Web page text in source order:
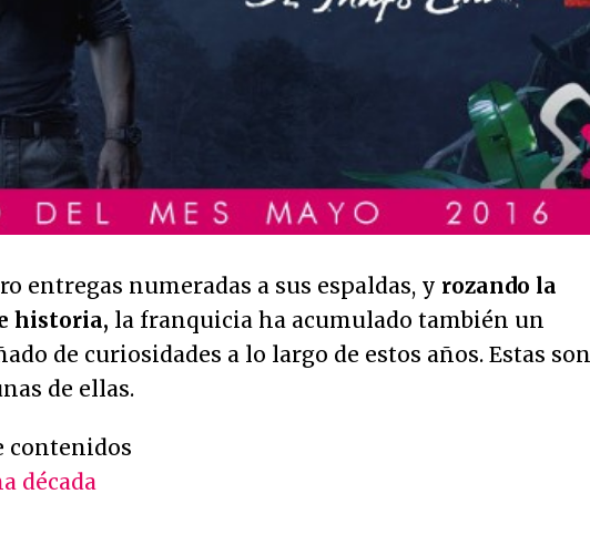
entregas numeradas a sus espaldas, y rozando la
historia, la franquicia ha acumulado también un
de curiosidades a lo largo de estos años. Estas son
de ellas.
contenidos
década